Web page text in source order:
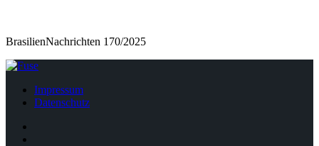
BrasilienNachrichten 170/2025
Impressum
Datenschutz